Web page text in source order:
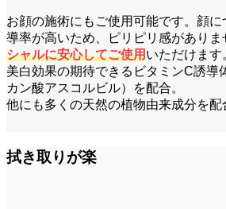
お顔の施術にもご使用可能です。顔
導率が高いため、ピリピリ感がありま
シャルに安心してご使用いただけます
美白効果の期待できるビタミンC誘導
カン酸アスコルビル）を配合。
他にも多くの天然の植物由来成分を配
拭き取りが楽